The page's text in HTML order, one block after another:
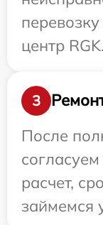
центр RGK.
3
После
расчет,
займемся